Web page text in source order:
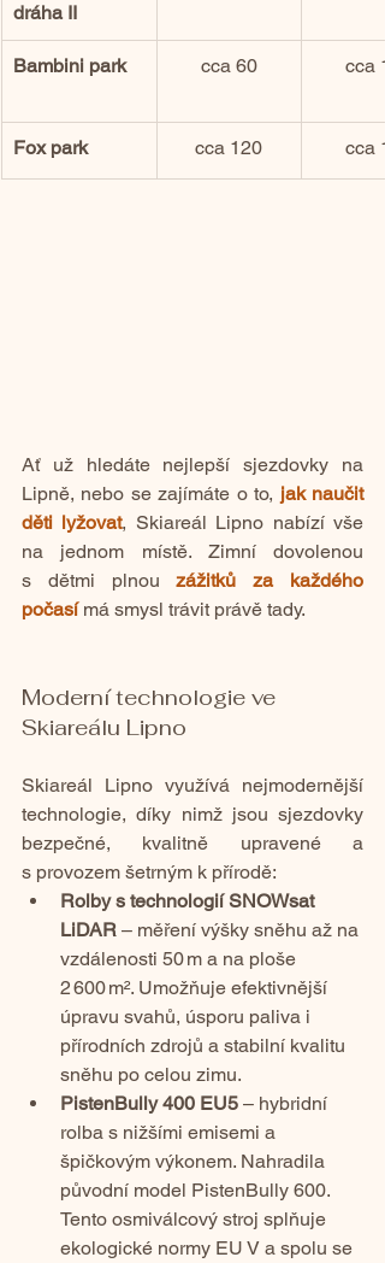
dráha II
Bambini park cca 60 cca
Fox park cca 120 cca
Ať už hledáte nejlepší sjezdovky na
Lipně, nebo se zajímáte o to, jak naučit
děti lyžovat, Skiareál Lipno nabízí vše
na jednom místě. Zimní dovolenou
s dětmi plnou
zážitků za každého
počasí má smysl trávit právě tady.
Moderní technologie ve
Skiareálu Lipno
Skiareál Lipno využívá nejmodernější
technologie, díky nimž jsou sjezdovky
bezpečné, kvalitně upravené a
s provozem šetrným k přírodě:
Rolby s technologií SNOWsat
LiDAR – měření výšky sněhu až na
vzdálenosti 50 m a na ploše
2 600 m². Umožňuje efektivnější
úpravu svahů, úsporu paliva i
přírodních zdrojů a stabilní kvalitu
sněhu po celou zimu.
PistenBully 400 EU5 – hybridní
rolba s nižšími emisemi a
špičkovým výkonem. Nahradila
původní model PistenBully 600.
Tento osmiválcový stroj splňuje
ekologické normy EU V a spolu se